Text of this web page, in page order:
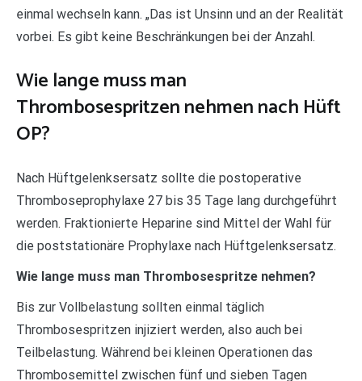
einmal wechseln kann. „Das ist Unsinn und an der Realität
vorbei. Es gibt keine Beschränkungen bei der Anzahl.
Wie lange muss man
Thrombosespritzen nehmen nach Hüft
OP?
Nach Hüftgelenksersatz sollte die postoperative
Thromboseprophylaxe 27 bis 35 Tage lang durchgeführt
werden. Fraktionierte Heparine sind Mittel der Wahl für
die poststationäre Prophylaxe nach Hüftgelenksersatz.
Wie lange muss man Thrombosespritze nehmen?
Bis zur Vollbelastung sollten einmal täglich
Thrombosespritzen injiziert werden, also auch bei
Teilbelastung. Während bei kleinen Operationen das
Thrombosemittel zwischen fünf und sieben Tagen